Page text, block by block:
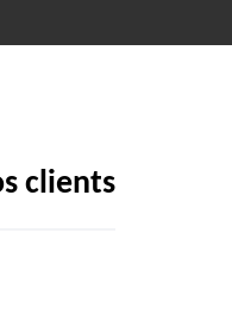
clients